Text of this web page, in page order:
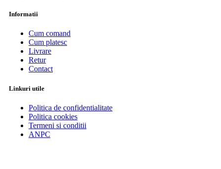
Informatii
Cum comand
Cum platesc
Livrare
Retur
Contact
Linkuri utile
Politica de confidentialitate
Politica cookies
Termeni si conditii
ANPC